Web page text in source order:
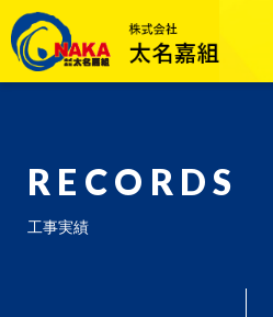
RECORDS
工事実績